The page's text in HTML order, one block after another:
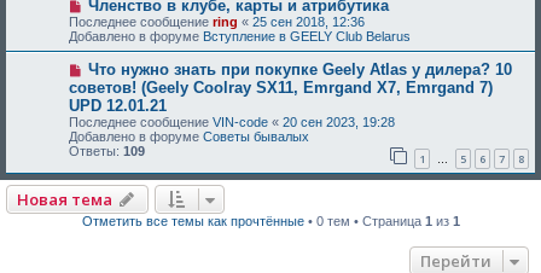
Членство в клубе, карты и атрибутика
Последнее сообщение ring « 25 сен 2018, 12:36
Добавлено в форуме Вступление в GEELY Club Belarus
Что нужно знать при покупке Geely Atlas у дилера? 10
советов! (Geely Coolray SX11, Emrgand X7, Emrgand 7)
UPD 12.01.21
Последнее сообщение VIN-code « 20 сен 2023, 19:28
Добавлено в форуме Советы бывалых
Ответы: 109 1 … 5 6 7 8
Новая тема
Отметить все темы как прочтённые• 0 тем • Страница 1 из 1
Перейти